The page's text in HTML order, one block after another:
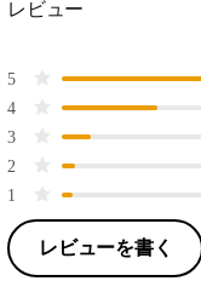
レビュー
5
4
3
2
1
レビューを書く